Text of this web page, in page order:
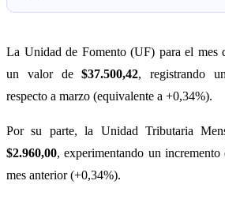
La Unidad de Fomento (UF) para el mes
un valor de$37.500,42, registrando
respecto a marzo (equivalente a +0,34%).
Por su parte, la Unidad Tributaria
$2.960,00, experimentando un
mes anterior (+0,34%).